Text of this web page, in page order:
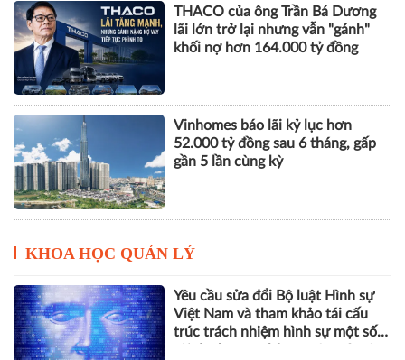
THACO của ông Trần Bá Dương
lãi lớn trở lại nhưng vẫn "gánh"
khối nợ hơn 164.000 tỷ đồng
Vinhomes báo lãi kỷ lục hơn
52.000 tỷ đồng sau 6 tháng, gấp
gần 5 lần cùng kỳ
KHOA HỌC QUẢN LÝ
Yêu cầu sửa đổi Bộ luật Hình sự
Việt Nam và tham khảo tái cấu
trúc trách nhiệm hình sự một số